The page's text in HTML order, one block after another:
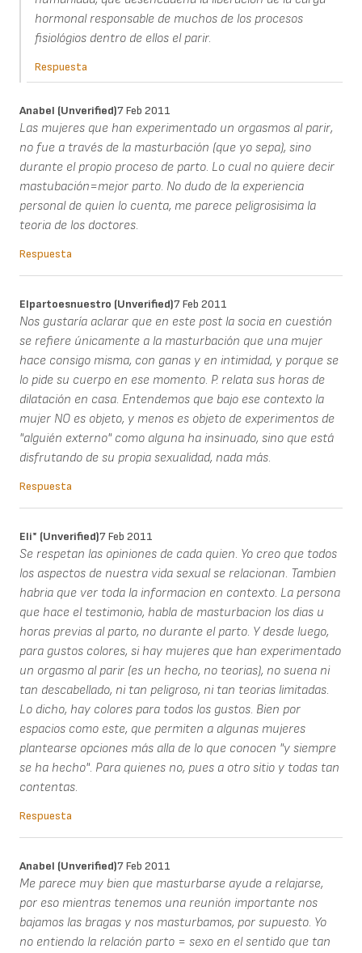
hormonal responsable de muchos de los procesos
fisiológios dentro de ellos el parir.
Respuesta
Anabel (unverified)7 Feb 2011
Las mujeres que han experimentado un orgasmos al parir,
no fue a través de la masturbación (que yo sepa), sino
durante el propio proceso de parto. Lo cual no quiere decir
mastubación=mejor parto. No dudo de la experiencia
personal de quien lo cuenta, me parece peligrosisima la
teoria de los doctores.
Respuesta
Elpartoesnuestro (unverified)7 Feb 2011
Nos gustaría aclarar que en este post la socia en cuestión
se refiere únicamente a la masturbación que una mujer
hace consigo misma, con ganas y en intimidad, y porque se
lo pide su cuerpo en ese momento. P. relata sus horas de
dilatación en casa. Entendemos que bajo ese contexto la
mujer NO es objeto, y menos es objeto de experimentos de
"alguién externo" como alguna ha insinuado, sino que está
disfrutando de su propia sexualidad, nada más.
Respuesta
Eli* (unverified)7 Feb 2011
Se respetan las opiniones de cada quien. Yo creo que todos
los aspectos de nuestra vida sexual se relacionan. Tambien
habria que ver toda la informacion en contexto. La persona
que hace el testimonio, habla de masturbacion los dias u
horas previas al parto, no durante el parto. Y desde luego,
para gustos colores, si hay mujeres que han experimentado
un orgasmo al parir (es un hecho, no teorias), no suena ni
tan descabellado, ni tan peligroso, ni tan teorias limitadas.
Lo dicho, hay colores para todos los gustos. Bien por
espacios como este, que permiten a algunas mujeres
plantearse opciones más alla de lo que conocen "y siempre
se ha hecho". Para quienes no, pues a otro sitio y todas tan
contentas.
Respuesta
Anabel (unverified)7 Feb 2011
Me parece muy bien que masturbarse ayude a relajarse,
por eso mientras tenemos una reunión importante nos
bajamos las bragas y nos masturbamos, por supuesto. Yo
no entiendo la relación parto = sexo en el sentido que tan